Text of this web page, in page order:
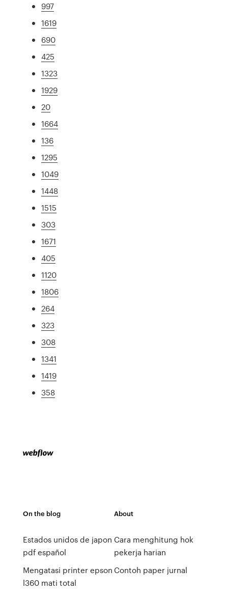
997
1619
690
425
1323
1929
20
1664
136
1295
1049
1448
1515
303
1671
405
1120
1806
264
323
308
1341
1419
358
On the blog
Estados unidos de japon
pdf español
Mengatasi printer epson
l360 mati total
About
Cara menghitung hok
pekerja harian
Contoh paper jurnal